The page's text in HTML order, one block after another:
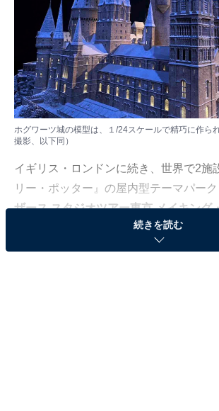
ホグワーツ城の模型は、１/24スケールで精巧に作ら
撮影、以下同）
イギリス・ロンドンに続き、世界で2施
リー・ポッター』の屋内型テーマパーク
ザース スタジオツアー東京 メイキング
ポッター（以下、スタジオツアー東京）
続きを読む